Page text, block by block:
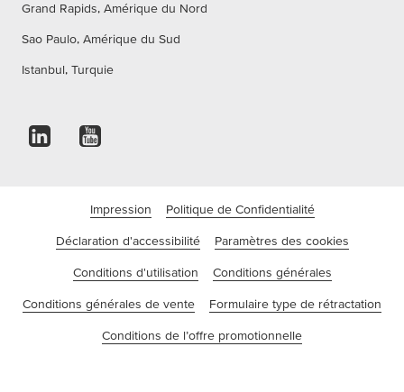
Grand Rapids, Amérique du Nord
Sao Paulo, Amérique du Sud
Istanbul, Turquie
Impression Politique de Confidentialité
Déclaration d'accessibilité Paramètres des cookies
Conditions d'utilisation Conditions générales
Conditions générales de vente Formulaire type de rétractation
Conditions de l’offre promotionnelle